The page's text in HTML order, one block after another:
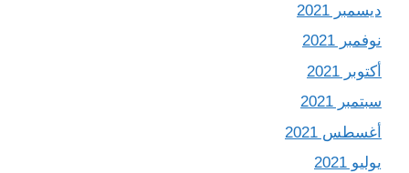
ديسمبر 2021
نوفمبر 2021
أكتوبر 2021
سبتمبر 2021
أغسطس 2021
يوليو 2021